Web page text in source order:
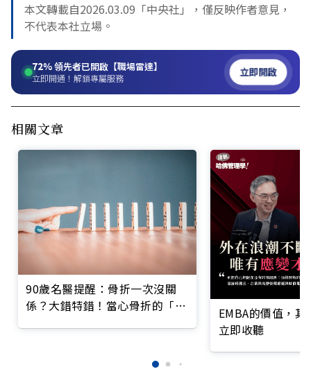
本文轉載自2026.03.09「中央社」，僅反映作者意見，
不代表本社立場。
72%領先者已開啟【職場雷達】
立即開通！解鎖專屬服務 立即開啟
相關文章
90歲名醫提醒：骨折一次沒關
係？大錯特錯！當心骨折的「骨
EMBA的價值，
立即收聽